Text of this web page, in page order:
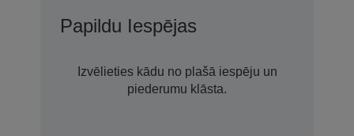
Papildu Iespējas
Izvēlieties kādu no plašā iespēju un
piederumu klāsta.